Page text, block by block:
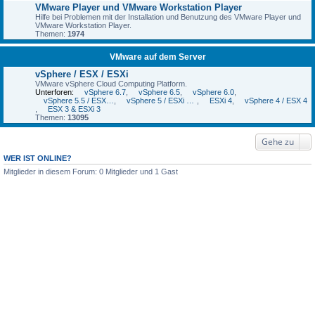
VMware Player und VMware Workstation Player
Hilfe bei Problemen mit der Installation und Benutzung des VMware Player und
VMware Workstation Player.
Themen: 1974
VMware auf dem Server
vSphere / ESX / ESXi
VMware vSphere Cloud Computing Platform.
Unterforen:
vSphere 6.7 vSphere 6.5 vSphere 6.0
ESXi 4
vSphere 4 / ESX 4
ESX 3 & ESXi 3
Themen: 13095
Gehe zu
WER IST ONLINE?
Mitglieder in diesem Forum: 0 Mitglieder und 1 Gast